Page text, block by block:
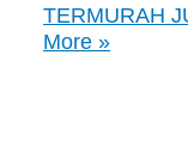
TERMURAH
More »